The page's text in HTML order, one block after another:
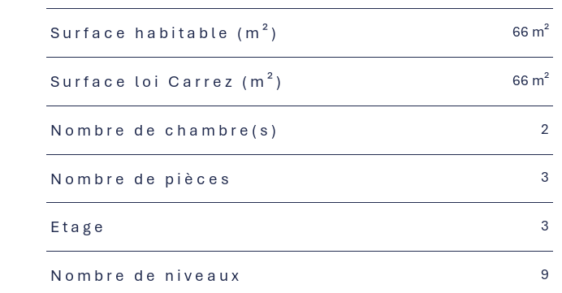
Surface habitable (m²) 66 m²
Surface loi Carrez (m²) 66 m²
Nombre de chambre(s) 2
Nombre de pièces 3
Etage 3
Nombre de niveaux 9